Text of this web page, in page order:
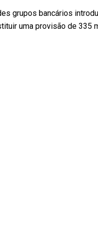
grupos bancários
uma provisão de 335